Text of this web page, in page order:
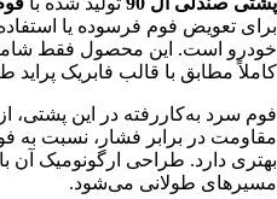
برای تعویض فوم فرسوده یا
خودرو است. این محصول فقط
کاملاً مطابق با قالب فابریک
فوم سرد به‌کاررفته در این پشتی،
مقاومت در برابر فشار، نسبت به
بهتری دارد. طراحی ارگونومیک
مسیرهای طولانی می‌شود.